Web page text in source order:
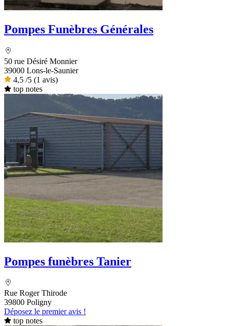
Pompes Funèbres Générales
50 rue Désiré Monnier
39000 Lons-le-Saunier
4,5 /5 (1 avis)
top notes
Pompes funèbres Tanier
Rue Roger Thirode
39800 Poligny
Déposez le premier avis !
top notes